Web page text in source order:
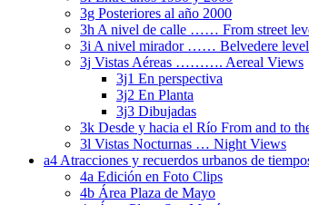
3g Posteriores al año 2000
3h A nivel de calle …… From street
3i A nivel mirador …… Belvedere level
3j Vistas Aéreas ………. Aereal Views
3j1 En perspectiva
3j2 En Planta
3j3 Dibujadas
3k Desde y hacia el Río From and to
3l Vistas Nocturnas … Night Views
a4 Atracciones y recuerdos urbanos de
4a Edición en Foto Clips
4b Área Plaza de Mayo